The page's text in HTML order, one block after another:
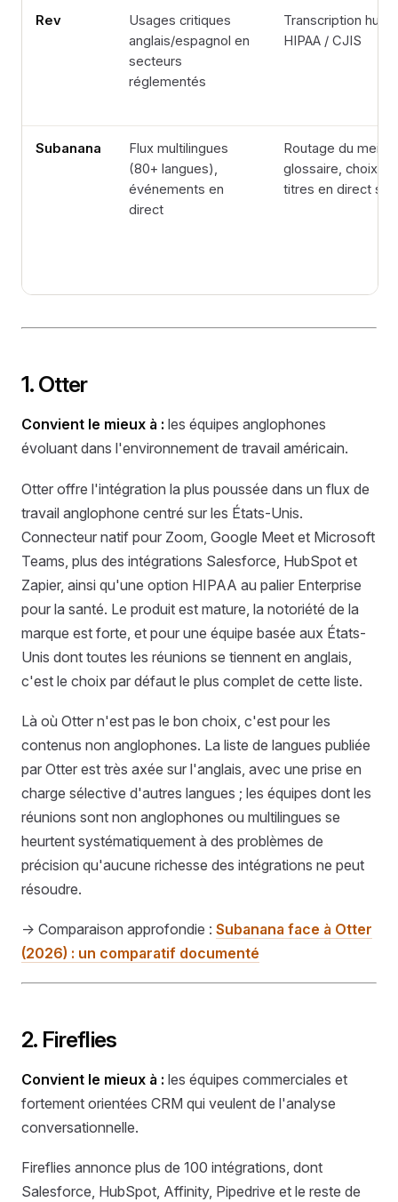
Rev
Usages critiques
anglais/espagnol en
secteurs
réglementés
Transcription
HIPAA / CJIS
Subanana
Flux multilingues
(80+ langues),
événements en
direct
Routage du
glossaire, choix
titres en direct
1. Otter
Convient le mieux à : les équipes anglophones
évoluant dans l'environnement de travail américain.
Otter offre l'intégration la plus poussée dans un flux de
travail anglophone centré sur les États-Unis.
Connecteur natif pour Zoom, Google Meet et Microsoft
Teams, plus des intégrations Salesforce, HubSpot et
Zapier, ainsi qu'une option HIPAA au palier Enterprise
pour la santé. Le produit est mature, la notoriété de la
marque est forte, et pour une équipe basée aux États-
Unis dont toutes les réunions se tiennent en anglais,
c'est le choix par défaut le plus complet de cette liste.
Là où Otter n'est pas le bon choix, c'est pour les
contenus non anglophones. La liste de langues publiée
par Otter est très axée sur l'anglais, avec une prise en
charge sélective d'autres langues ; les équipes dont les
réunions sont non anglophones ou multilingues se
heurtent systématiquement à des problèmes de
précision qu'aucune richesse des intégrations ne peut
résoudre.
→ Comparaison approfondie : Subanana face à Otter
(2026) : un comparatif documenté
2. Fireflies
Convient le mieux à : les équipes commerciales et
fortement orientées CRM qui veulent de l'analyse
conversationnelle.
Fireflies annonce plus de 100 intégrations, dont
Salesforce, HubSpot, Affinity, Pipedrive et le reste de